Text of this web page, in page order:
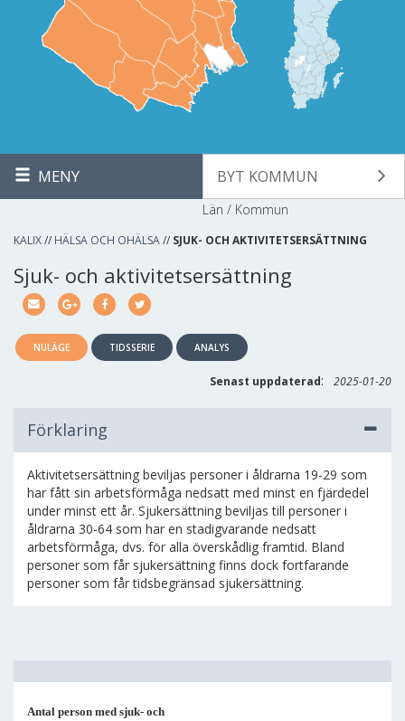
MENY BYT KOMMUN
Län / Kommun
KALIX// HÄLSA OCH OHÄLSA// SJUK- OCH AKTIVITETSERSÄTTNING
Sjuk- och aktivitetsersättning
NULÄGE TIDSSERIE ANALYS
Senast uppdaterad: 2025-01-20
Förklaring
Aktivitetsersättning beviljas personer i åldrarna 19-29 som
har fått sin arbetsförmåga nedsatt med minst en fjärdedel
under minst ett år. Sjukersättning beviljas till personer i
åldrarna 30-64 som har en stadigvarande nedsatt
arbetsförmåga, dvs. för alla överskådlig framtid. Bland
personer som får sjukersättning finns dock fortfarande
personer som får tidsbegränsad sjukersättning.
Antal person med sjuk- och